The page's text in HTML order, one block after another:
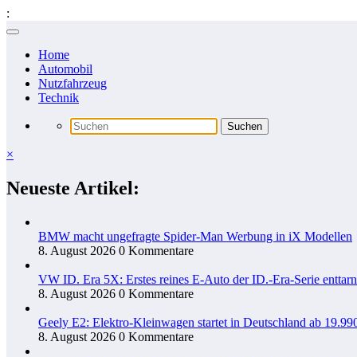
:
Zum
springenHome
Automobil
Nutzfahrzeug
Technik
×
Neueste Artikel:
BMW macht ungefragte Spider-Man Werbung in iX Modellen
8. August 2026 0 Kommentare
VW ID. Era 5X: Erstes reines E-Auto der ID.-Era-Serie
8. August 2026 0 Kommentare
Geely E2: Elektro-Kleinwagen startet in Deutschland ab
8. August 2026 0 Kommentare